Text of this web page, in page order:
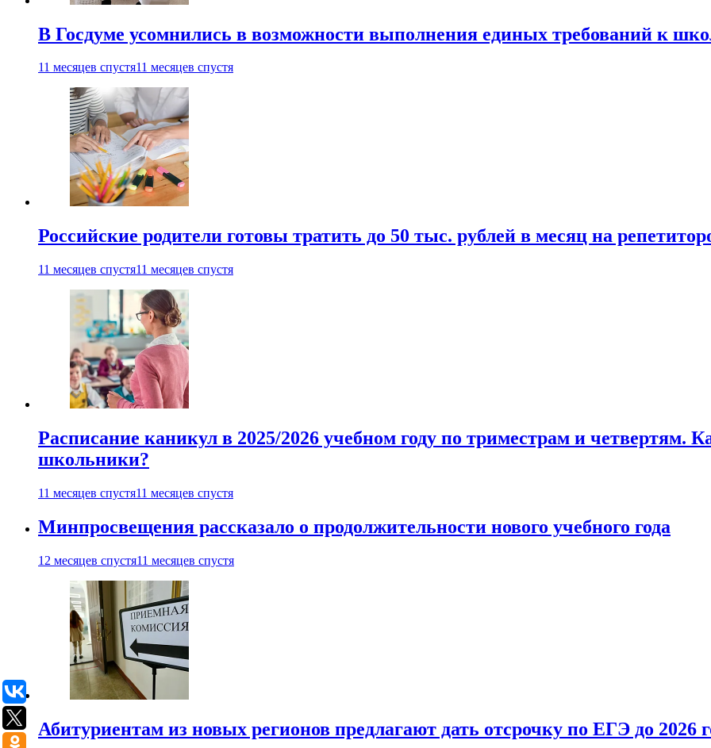
В Госдуме усомнились в возможности выполнения единых требований к
11 месяцев спустя11 месяцев спустя
Российские родители готовы тратить до 50 тыс. рублей в месяц на
11 месяцев спустя11 месяцев спустя
Расписание каникул в 2025/2026 учебном году по триместрам и четвертям.
школьники?
11 месяцев спустя11 месяцев спустя
Минпросвещения рассказало о продолжительности нового учебного года
12 месяцев спустя11 месяцев спустя
Абитуриентам из новых регионов предлагают дать отсрочку по ЕГЭ до 2026